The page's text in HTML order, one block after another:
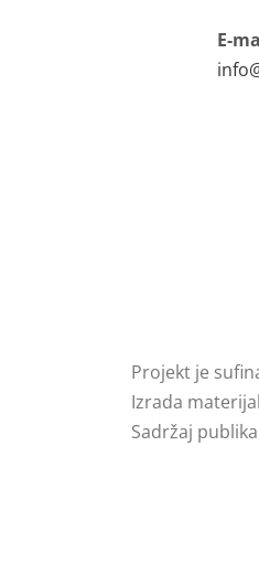
E-
Projekt je
Izrada
Sadržaj